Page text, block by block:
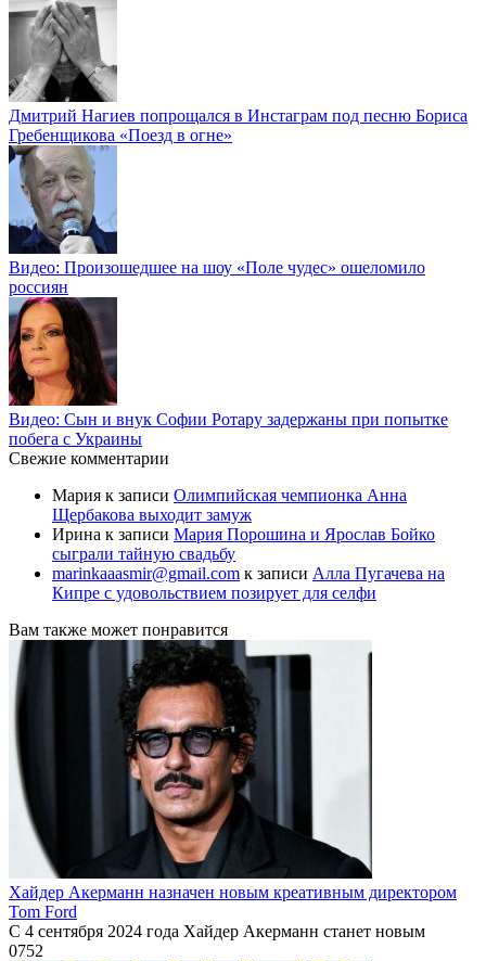
Дмитрий Нагиев попрощался в Инстаграм под песню Бориса
Гребенщикова «Поезд в огне»
Видео: Произошедшее на шоу «Поле чудес» ошеломило
россиян
Видео: Сын и внук Софии Ротару задержаны при попытке
побега с Украины
Свежие комментарии
Мария к записи Олимпийская чемпионка Анна
Щербакова выходит замуж
Ирина к записи Мария Порошина и Ярослав Бойко
сыграли тайную свадьбу
marinkaaasmir@gmail.com к записи Алла Пугачева на
Кипре с удовольствием позирует для селфи
Вам также может понравится
Хайдер Акерманн назначен новым креативным директором
Tom Ford
С 4 сентября 2024 года Хайдер Акерманн станет новым
0752